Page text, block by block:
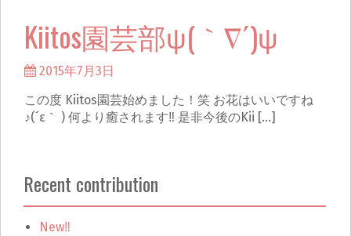
Kiitos園芸部ψ(｀∇´)ψ
2015年7月3日
この度 Kiitos園芸始めました！笑 お花はいいですね
♪(´ε｀ ) 何より癒されます‼︎ 是非今後のKii […]
Recent contribution
New‼︎